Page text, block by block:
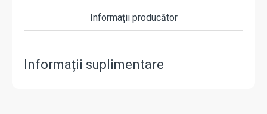
Informații producător
Informații suplimentare